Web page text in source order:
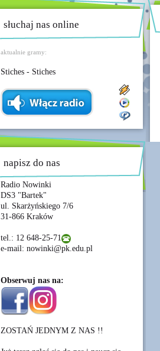
słuchaj nas online
aktualnie gramy:
Stiches - Stiches
napisz do nas
Radio Nowinki
DS3 "Bartek"
ul. Skarżyńskiego 7/6
31-866 Kraków
tel.: 12 648-25-71
e-mail: nowinki@pk.edu.pl
Obserwuj nas na:
ZOSTAŃ JEDNYM Z NAS !!